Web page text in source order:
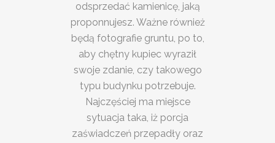
odsprzedać kamienicę, jaką
proponnujesz. Ważne również
będą fotografie gruntu, po to,
aby chętny kupiec wyraził
swoje zdanie, czy takowego
typu budynku potrzebuje.
Najczęściej ma miejsce
sytuacja taka, iż porcja
zaświadczeń przepadły oraz